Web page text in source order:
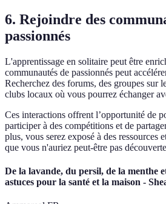
6. Rejoindre des
passionnés
L'apprentissage en solitaire peut être
communautés de passionnés peut
Recherchez des forums, des groupes sur
clubs locaux où vous pourrez échanger
Ces interactions offrent l’opportunité de
participer à des compétitions et de
plus, vous serez exposé à des ressources
que vous n'auriez peut-être pas
De la lavande, du persil, de la menthe
astuces pour la santé et la maison -